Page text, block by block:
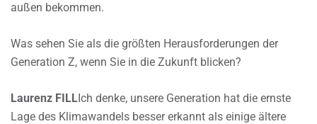
außen bekommen.
Was sehen Sie als die größten Herausforderungen der
Generation Z, wenn Sie in die Zukunft blicken?
Laurenz FILLIch denke, unsere Generation hat die ernste
Lage des Klimawandels besser erkannt als einige ältere